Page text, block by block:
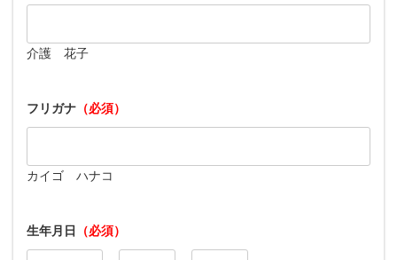
介護 花子
フリガナ （必須）
カイゴ ハナコ
生年月日 （必須）